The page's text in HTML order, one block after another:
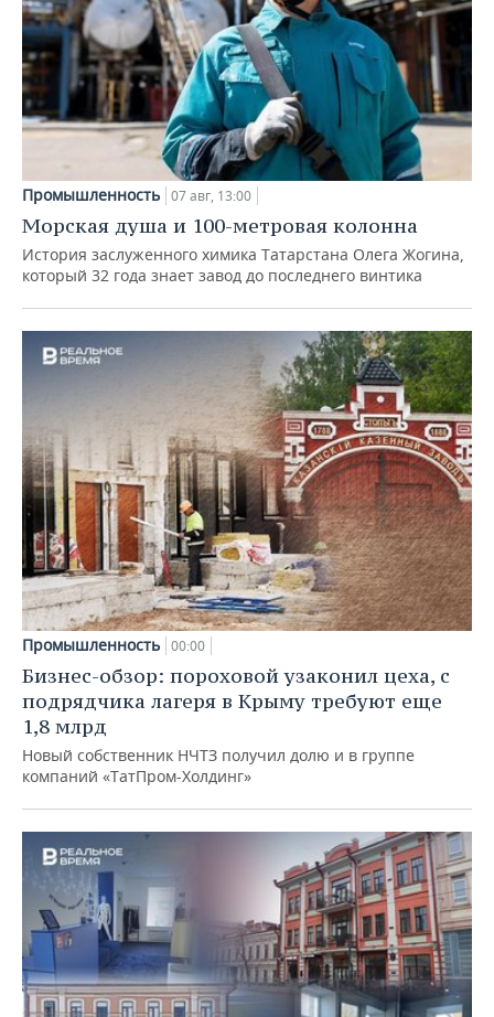
Промышленность 07 авг, 13:00
Морская душа и 100-метровая колонна
История заслуженного химика Татарстана Олега Жогина,
который 32 года знает завод до последнего винтика
Промышленность 00:00
Бизнес-обзор: пороховой узаконил цеха, с
подрядчика лагеря в Крыму требуют еще
1,8 млрд
Новый собственник НЧТЗ получил долю и в группе
компаний «ТатПром-Холдинг»